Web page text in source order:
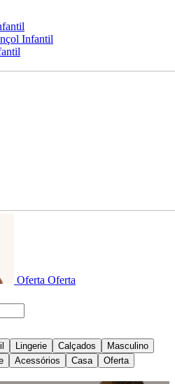
Infantil
Oferta Oferta
Lingerie Calçados
Masculino
Acessórios Casa Oferta